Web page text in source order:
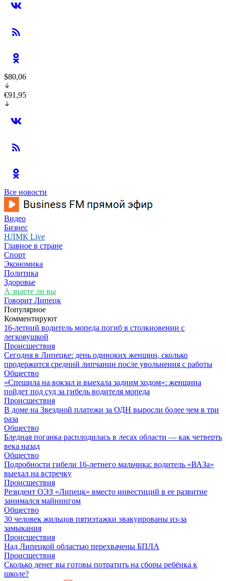
$80,06
€91,95
Все новости
Видео
Бизнес
НЛМК Live
Главное в стране
Спорт
Экономика
Политика
Здоровье
А знаете ли вы
Говорит Липецк
Популярное
Комментируют
16-летний водитель мопеда погиб в столкновении с
легковушкой
Происшествия
Сегодня в Липецке: день одиноких женщин, сколько
продержится средний липчанин после увольнения с работы
Общество
«Спешила на вокзал и выехала задним ходом»: женщина
пойдет под суд за гибель водителя мопеда
Происшествия
В доме на Звездной платежи за ОДН выросли более чем в три
раза
Общество
Бледная поганка расплодилась в лесах области — как четверть
века назад
Общество
Подробности гибели 16-летнего мальчика: водитель «ВАЗа»
выехал на встречку
Происшествия
Резидент ОЭЗ «Липецк» вместо инвестиций в ее развитие
занимался майнингом
Общество
30 человек жильцов пятиэтажки эвакуированы из-за
замыкания
Происшествия
Над Липецкой областью перехвачены БПЛА
Происшествия
Сколько денег вы готовы потратить на сборы ребёнка к
школе?